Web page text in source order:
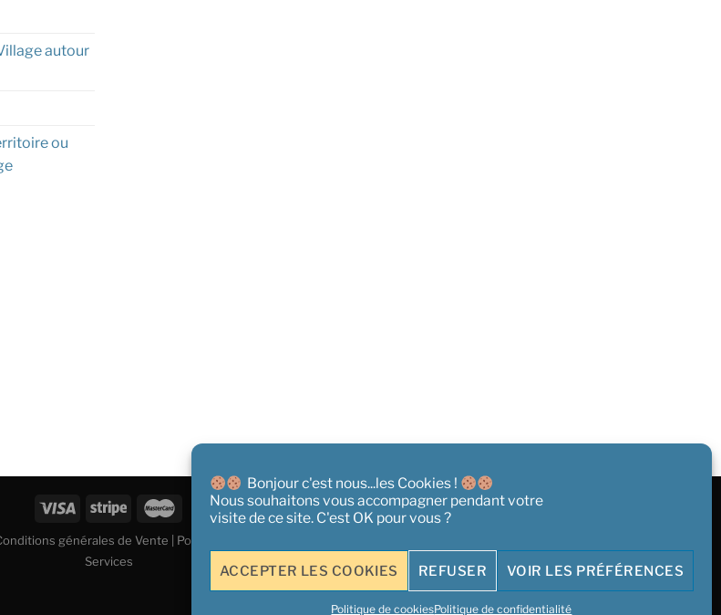
Bonjour c'est nous...les Cookies !
Nous souhaitons vous accompagner pendant votre
visite de ce site. C'est OK pour vous ?
ACCEPTER LES COOKIES REFUSER VOIR LES PRÉFÉRENCES
Politique de cookiesPolitique de confidentialité
autour
ou
générales de Vente | Politique de confidentialité et information sur les cookies
Services